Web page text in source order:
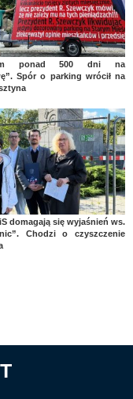
ponad 500 dni na
Spór o parking wrócił na
domagają się wyjaśnień ws.
Chodzi o czyszczenie